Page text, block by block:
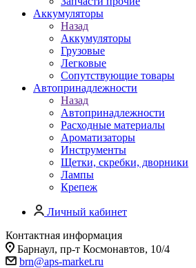
Аккумуляторы
Назад
Аккумуляторы
Грузовые
Легковые
Сопутствующие товары
Автопринадлежности
Назад
Автопринадлежности
Расходные материалы
Ароматизаторы
Инструменты
Щетки, скребки, дворники
Лампы
Крепеж
Личный кабинет
Контактная информация
Барнаул, пр-т Космонавтов, 10/4
brn@aps-market.ru